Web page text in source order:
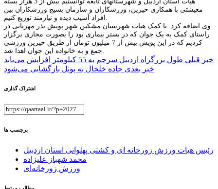
معیشتی با همکاری خیرین، ورزشکاران و سازمان بسیج ورزشکاران بین
وی اضافه کرد: با کمک هیات شهرستان مشکین شهر پویش نذر مهربانی در
راستای کمک به یک جوان که در بستر بیماری بود را بصورت مجازی برگزار
کردیم که در این پویش بیش از 7 میلیون تومان از طریق خیرین ورزشی
راهبری
نوشته
خبر قبلی طول بزرگراه اردبیل سرچم به 55 کیلومتر افزایش می‌یابد
خبر بعدی جاده خلخال به پونل بازگشایی می‌شود
اشتراک گذاری
برچسب ها
رئیس هیات ورزش زورخانه ای و کشتی پهلوانی استان اردبیل
محمد شهباز علیزاده
ورزش زورخانه‌ای